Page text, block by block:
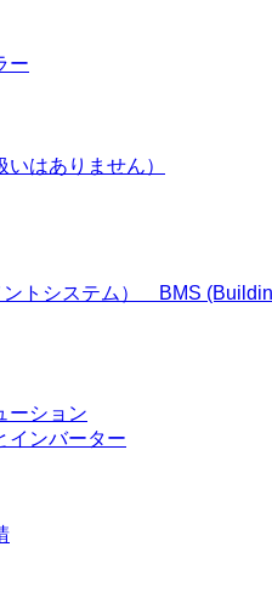
ー
はありません）
ントシステム） BMS
ーション
インバーター